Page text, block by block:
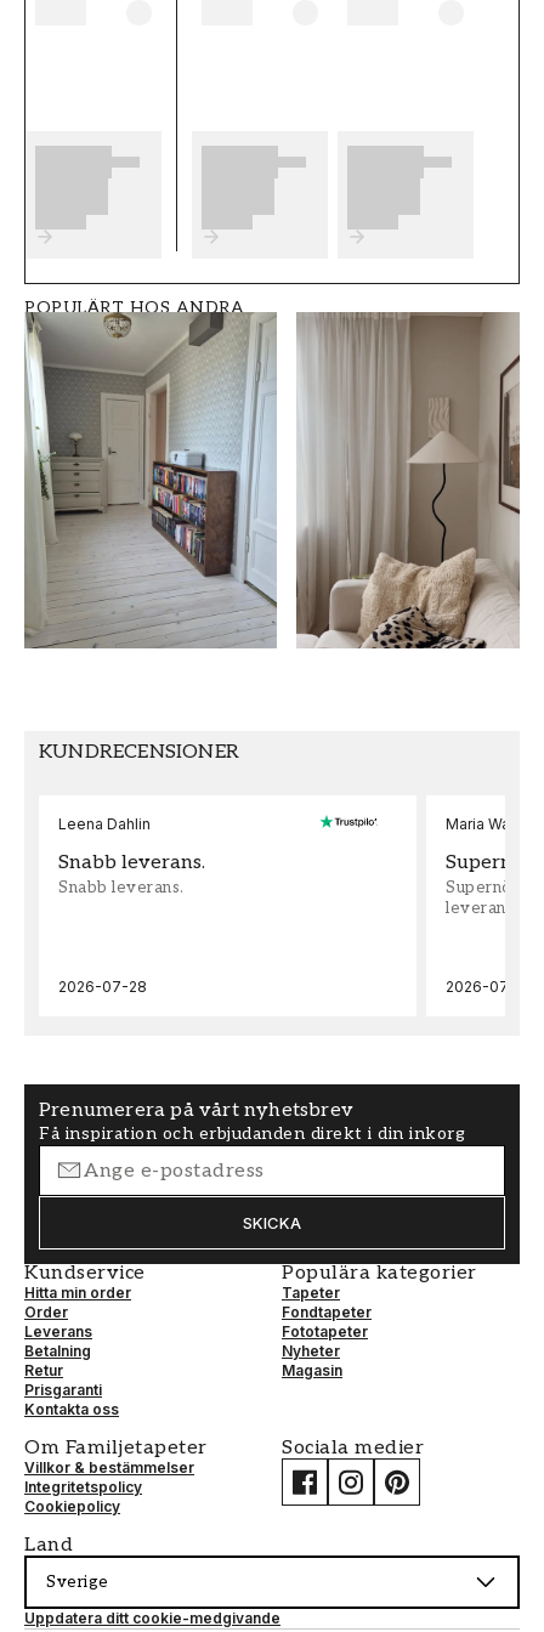
Produktdetaljer
SKU
Midbec
STIL
Lantlig 0,53
HÖJD (m)
10,05
KOLLEKTION
Sunnanö
MÖNSTER HÖJD (cm)
53
TAPETTYP
Non-Woven
POPULÄRT HOS ANDRA
KUNDRECENSIONER
Leena Dahlin
Snabb leverans.
Snabb leverans.
2026-07-28
Maria
leveran,
2026-07-22
Prenumerera på vårt nyhetsbrev
Få inspiration och erbjudanden direkt i din inkorg
SKICKA
Kundservice
Hitta min order
Order
Leverans
Betalning
Retur
Prisgaranti
Kontakta oss
Populära kategorier
Tapeter
Fondtapeter
Fototapeter
Nyheter
Magasin
Om Familjetapeter
Villkor & bestämmelser
Integritetspolicy
Cookiepolicy
Sociala medier
Land
Sverige
Uppdatera ditt cookie-medgivande